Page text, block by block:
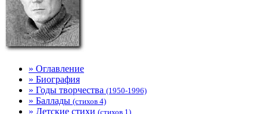
» Оглавление
» Биография
» Годы творчества (1950-1996)
» Баллады (стихов 4)
» Детские стихи (стихов 1)